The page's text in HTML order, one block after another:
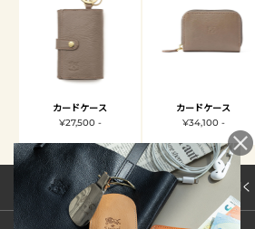
カードケース
¥27,500 -
カードケース
¥34,100 -
サイトマップを開く